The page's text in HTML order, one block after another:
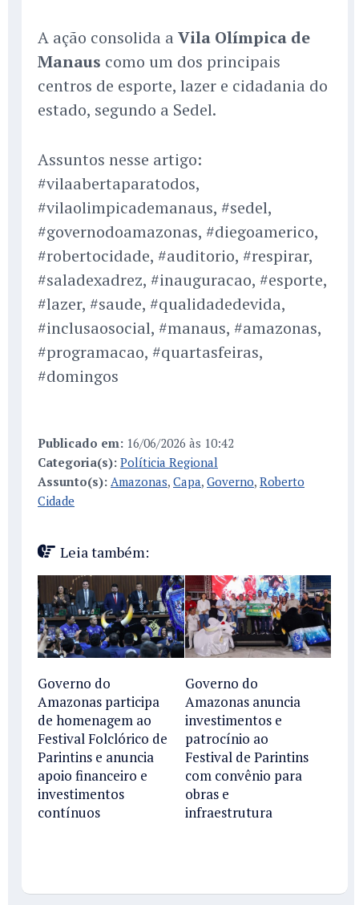
A ação consolida a Vila Olímpica de
Manaus como um dos principais
centros de esporte, lazer e cidadania do
estado, segundo a Sedel.
Assuntos nesse artigo:
#vilaabertaparatodos,
#vilaolimpicademanaus, #sedel,
#governodoamazonas, #diegoamerico,
#robertocidade, #auditorio, #respirar,
#saladexadrez, #inauguracao, #esporte,
#lazer, #saude, #qualidadedevida,
#inclusaosocial, #manaus, #amazonas,
#programacao, #quartasfeiras,
#domingos
Publicado em: 16/06/2026 às 10:42
Categoria(s): Políticia Regional
Assunto(s): Amazonas, Capa, Governo, Roberto
Cidade
Leia também:
Governo do
Amazonas participa
de homenagem ao
Festival Folclórico de
Parintins e anuncia
apoio financeiro e
investimentos
contínuos
Governo do
Amazonas anuncia
investimentos e
patrocínio ao
Festival de Parintins
com convênio para
obras e
infraestrutura